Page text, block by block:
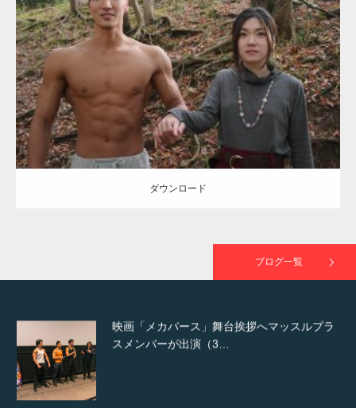
Update:2021.07.8
Category:公園のマッチョ その他 AKIHITO(細マッチョ) 大胸筋 腹筋
ダウンロード
ダウンロード
ブログ一覧
TOKYO FMラジオ番組「ONE MORNING」
で紹介さ…
NHK「所さん！事件ですよ」に取材されまし
た（6/8放送）
映画「メカバース」舞台挨拶へマッスルプラ
スメンバーが出演（3…